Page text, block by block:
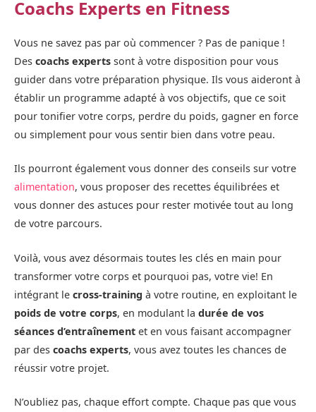
Coachs Experts en Fitness
Vous ne savez pas par où commencer ? Pas de panique !
Des coachs experts sont à votre disposition pour vous
guider dans votre préparation physique. Ils vous aideront à
établir un programme adapté à vos objectifs, que ce soit
pour tonifier votre corps, perdre du poids, gagner en force
ou simplement pour vous sentir bien dans votre peau.
Ils pourront également vous donner des conseils sur votre
alimentation, vous proposer des recettes équilibrées et
vous donner des astuces pour rester motivée tout au long
de votre parcours.
Voilà, vous avez désormais toutes les clés en main pour
transformer votre corps et pourquoi pas, votre vie! En
intégrant le cross-training à votre routine, en exploitant le
poids de votre corps, en modulant la durée de vos
séances d’entraînement et en vous faisant accompagner
par des coachs experts, vous avez toutes les chances de
réussir votre projet.
N’oubliez pas, chaque effort compte. Chaque pas que vous